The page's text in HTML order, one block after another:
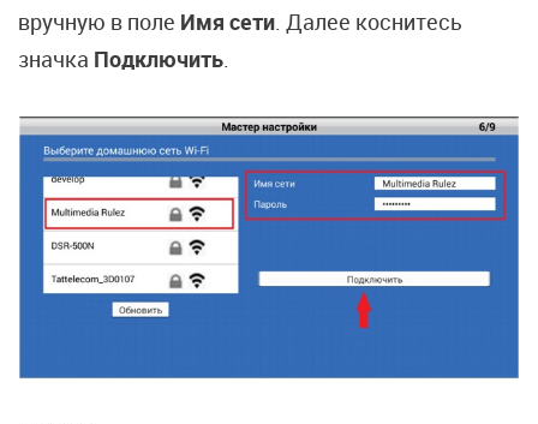
вручную в поле Имя сети . Далее коснитесь
значка Подключить